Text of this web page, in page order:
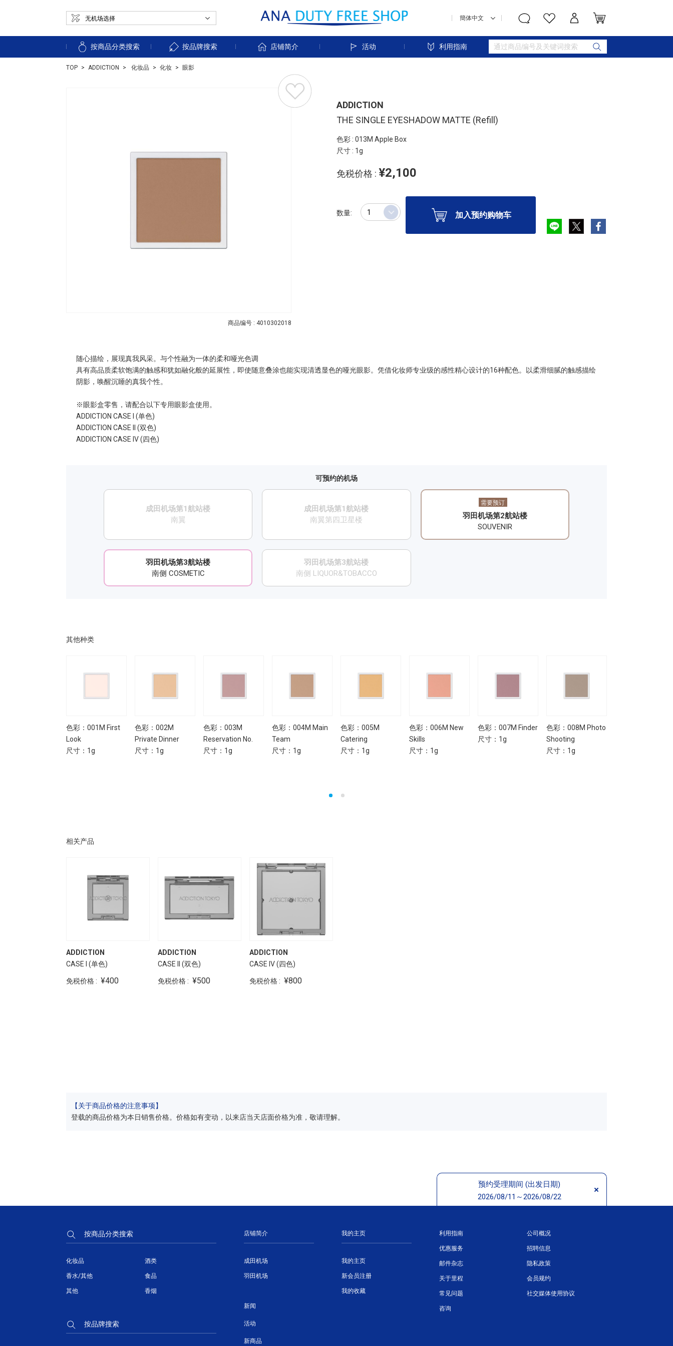
按商品分类搜索 按品牌搜索 店铺简介 活动 利用指南
TOP ADDICTION 化妆品 化妆 眼影
商品编号 : 4010302018
ADDICTION
THE SINGLE EYESHADOW MATTE (Refill)
色彩 : 013M Apple Box
尺寸 : 1g
免税价格 : ¥2,100
数量: 加入预约购物车
随心描绘，展现真我风采。与个性融为一体的柔和哑光色调
具有高品质柔软饱满的触感和犹如融化般的延展性，即使随意叠涂也能实现清透显色的哑光眼影。凭借化妆师专业级的感性精心设计的16种配色。以柔滑细腻的触感描绘
阴影，唤醒沉睡的真我个性。
※眼影盒零售，请配合以下专用眼影盒使用。
ADDICTION CASE I (单色)
ADDICTION CASE II (双色)
ADDICTION CASE IV (四色)
可预约的机场
成田机场第1航站楼
南翼
成田机场第1航站楼
南翼第四卫星楼
需要预订
​羽田机场第2航站楼
SOUVENIR
羽田机场第3航站楼
南侧 COSMETIC
羽田机场第3航站楼
南侧 LIQUOR&TOBACCO
其他种类
色彩：001M First
Look
尺寸：1g
色彩：002M
Private Dinner
尺寸：1g
色彩：003M
Reservation No.
尺寸：1g
色彩：004M Main
Team
尺寸：1g
色彩：005M
Catering
尺寸：1g
色彩：006M New
Skills
尺寸：1g
色彩：007M Finder
尺寸：1g
色彩：008M Photo
Shooting
尺寸：1g
相关产品
ADDICTION
CASE I (单色)
免税价格 : ¥400
ADDICTION
CASE II (双色)
免税价格 : ¥500
ADDICTION
CASE IV (四色)
免税价格 : ¥800
【关于商品价格的注意事项】
登载的商品价格为本日销售价格。价格如有变动，以来店当天店面价格为准，敬请理解。
预约受理期间 (出发日期)
2026/08/11～2026/08/22
按商品分类搜索
化妆品 酒类
香水/其他 食品
其他 香烟
按品牌搜索
店铺简介
成田机场
羽田机场
新闻
活动
新商品
我的主页
我的主页
新会员注册
我的收藏
利用指南
优惠服务
邮件杂志
关于里程
常见问题
咨询
公司概况
招聘信息
隐私政策
会员规约
社交媒体使用协议